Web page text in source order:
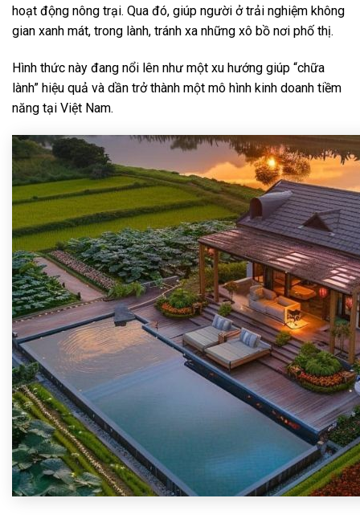
hoạt động nông trại. Qua đó, giúp người ở trải nghiệm không
gian xanh mát, trong lành, tránh xa những xô bồ nơi phố thị.
Hình thức này đang nổi lên như một xu hướng giúp “chữa
lành” hiệu quả và dần trở thành một mô hình kinh doanh tiềm
năng tại Việt Nam.